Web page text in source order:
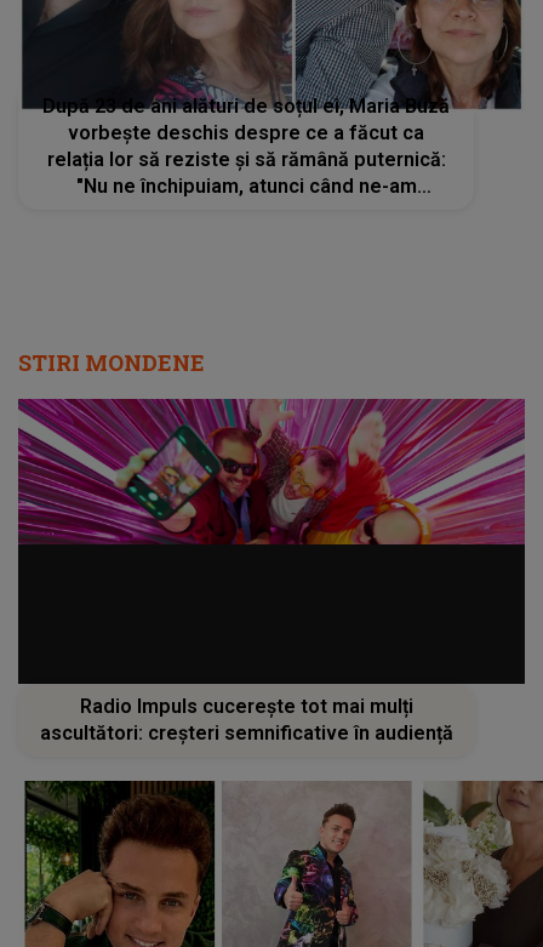
După 23 de ani alături de soțul ei, Maria Buză
vorbește deschis despre ce a făcut ca
relația lor să reziste și să rămână puternică:
"Nu ne închipuiam, atunci când ne-am
STIRI MONDENE
Radio Impuls cucerește tot mai mulți
ascultători: creșteri semnificative în audiență